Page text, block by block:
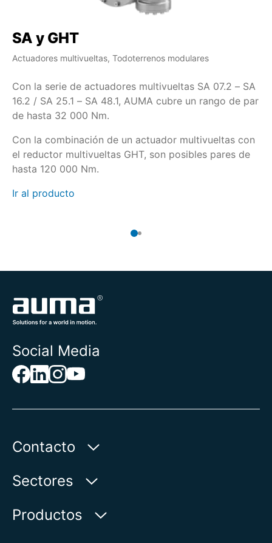
SA y GHT
Actuadores multivueltas, Todoterrenos modulares
Con la serie de actuadores multivueltas SA 07.2 – SA
16.2 / SA 25.1 – SA 48.1, AUMA cubre un rango de par
de hasta 32 000 Nm.
Con la combinación de un actuador multivueltas con
el reductor multivueltas GHT, son posibles pares de
hasta 120 000 Nm.
Ir al producto
Social Media
Contacto
AUMA Riester
Aumastr. 1
Sectores
Agua
Productos